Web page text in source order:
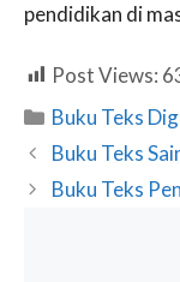
pendidikan di
Post Views:
Categories
Buku Teks
Buku Teks
Buku Teks